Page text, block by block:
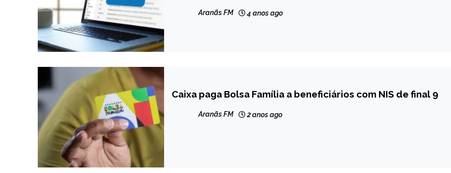
Aranãs FM 4 anos ago
BRASIL
NOTÍCIAS
Caixa paga Bolsa Família a beneficiários com NIS de final 9
Aranãs FM 2 anos ago